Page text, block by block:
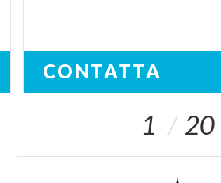
CONTATTA
1 20